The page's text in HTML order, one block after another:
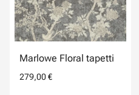
Marlowe Floral tapetti
279,00 €